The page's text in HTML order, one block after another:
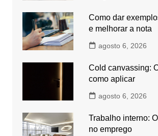
Como dar
e melhorar a nota
agosto 6, 2026
Cold canvassing:
como aplicar
agosto 6, 2026
Trabalho interno:
no emprego